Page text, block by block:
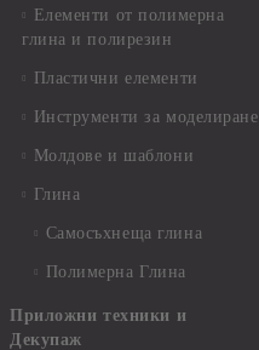
Елементи от полимерна
глина и полирезин
Пластични елементи
Инструменти за моделиране
Молдове и шаблони
Глина
Самосъхнеща глина
Полимерна Глина
Приложни техники и
Декупаж